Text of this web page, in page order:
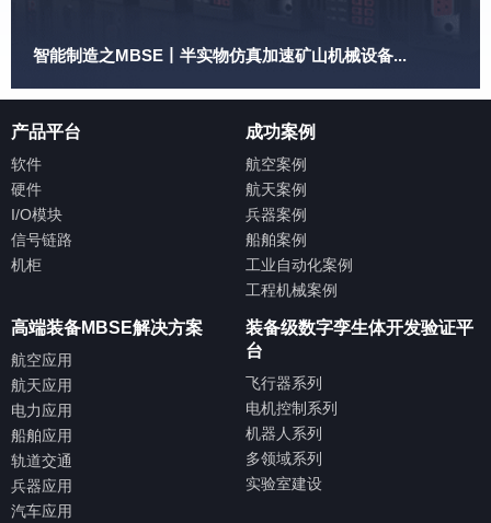
智能制造之MBSE丨半实物仿真加速矿山机械设备...
产品平台
软件
硬件
I/O模块
信号链路
机柜
成功案例
航空案例
航天案例
兵器案例
船舶案例
工业自动化案例
工程机械案例
高端装备MBSE解决方案
航空应用
航天应用
电力应用
船舶应用
轨道交通
兵器应用
汽车应用
装备级数字孪生体开发验证平
台
飞行器系列
电机控制系列
机器人系列
多领域系列
实验室建设